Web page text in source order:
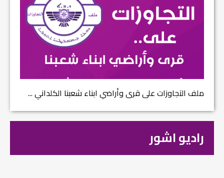
ملف التجاوزات على قرى وأراضي ابناء شعبنا الكلداني ...
راديو اشور